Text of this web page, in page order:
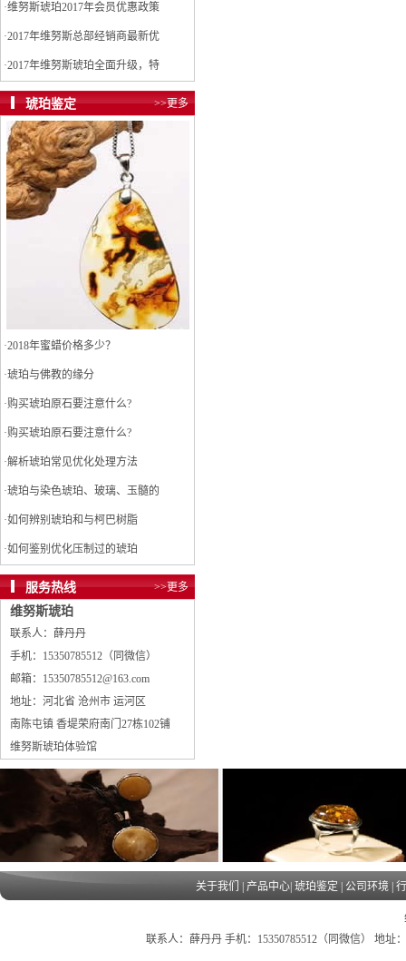
·维努斯琥珀2017年会员优惠政策
·2017年维努斯总部经销商最新优
·2017年维努斯琥珀全面升级，特
琥珀鉴定 >>更多
·2018年蜜蜡价格多少？
·琥珀与佛教的缘分
·购买琥珀原石要注意什么?
·购买琥珀原石要注意什么?
·解析琥珀常见优化处理方法
·琥珀与染色琥珀、玻璃、玉髓的
·如何辨别琥珀和与柯巴树脂
·如何鉴别优化压制过的琥珀
服务热线 >>更多
维努斯琥珀
联系人：薛丹丹
手机：15350785512（同微信）
邮箱：15350785512@163.com
地址：河北省 沧州市 运河区
南陈屯镇 香堤荣府南门27栋102铺
维努斯琥珀体验馆
关于我们 产品中心 琥珀鉴定 公司环境
联系人：薛丹丹 手机：15350785512（同微信） 地